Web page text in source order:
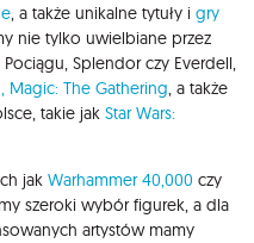
, a także unikalne tytuły i gry
nie tylko uwielbiane przez
Splendor czy Everdell,
Magic: The Gathering, a także
takie jak Star Wars:
jak Warhammer 40,000 czy
szeroki wybór figurek, a dla
artystów mamy